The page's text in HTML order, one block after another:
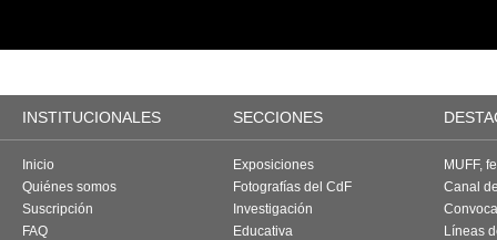
INSTITUCIONALES SECCIONES
Inicio
Quiénes somos
Suscripción
FAQ
Exposiciones
Fotografías del CdF
Investigación
Educativa
MUFF,
Canal
Líneas